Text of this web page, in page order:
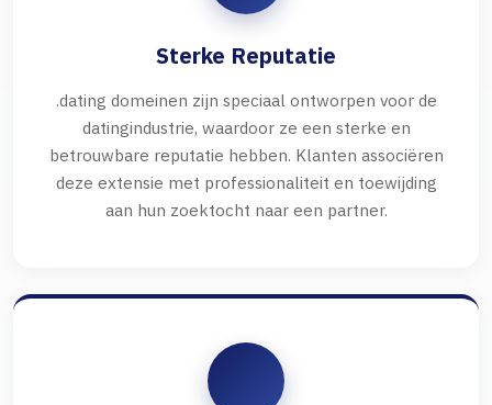
Sterke Reputatie
.dating domeinen zijn speciaal ontworpen voor de
datingindustrie, waardoor ze een sterke en
betrouwbare reputatie hebben. Klanten associëren
deze extensie met professionaliteit en toewijding
aan hun zoektocht naar een partner.